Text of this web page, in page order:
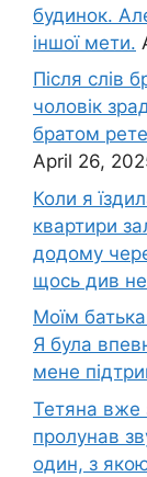
будинок.
іншої мети.
Після слів
чоловік
братом
April 26,
Коли я
квартири
додому
щось див не
Моїм
Я була
мене
Тетяна вже
пролунав
один, з